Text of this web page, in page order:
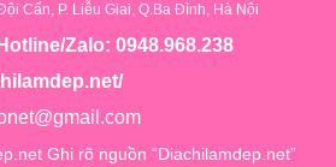
Cấn, P. Liễu Giai, Q.Ba Đình, Hà Nội
Zalo: 0948.968.238
Ghi rõ nguồn “Diachilamdep.net”